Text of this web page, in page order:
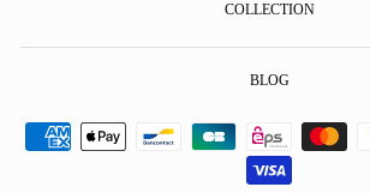
COLLECTION
BLOG